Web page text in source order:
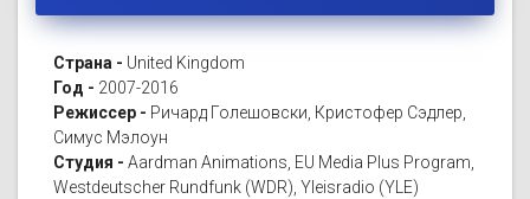
Страна - United Kingdom
Год - 2007-2016
Режиссер - Ричард Голешовски, Кристофер Сэдлер,
Симус Мэлоун
Студия - Aardman Animations, EU Media Plus Program,
Westdeutscher Rundfunk (WDR), Yleisradio (YLE)